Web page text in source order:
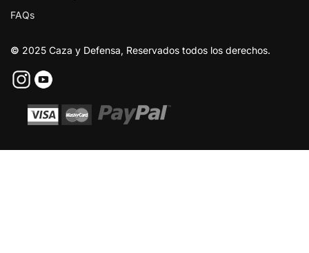
FAQs
© 2025 Caza y Defensa, Reservados todos los derechos.